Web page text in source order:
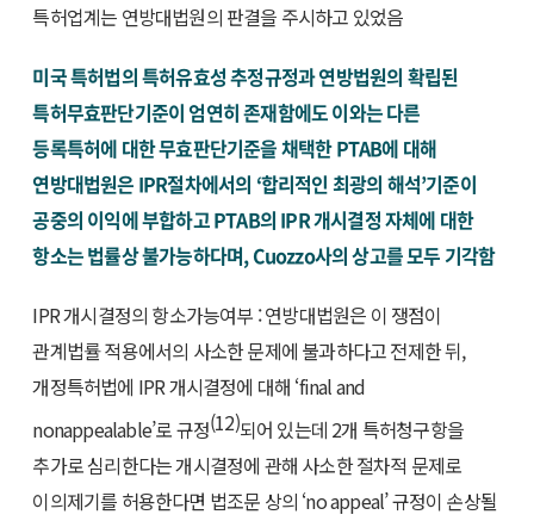
특허업계는 연방대법원의 판결을 주시하고 있었음
미국 특허법의 특허유효성 추정규정과 연방법원의 확립된
특허무효판단기준이 엄연히 존재함에도 이와는 다른
등록특허에 대한 무효판단기준을 채택한 PTAB에 대해
연방대법원은 IPR절차에서의 ‘합리적인 최광의 해석’기준이
공중의 이익에 부합하고 PTAB의 IPR 개시결정 자체에 대한
항소는 법률상 불가능하다며, Cuozzo사의 상고를 모두 기각함
IPR 개시결정의 항소가능여부 : 연방대법원은 이 쟁점이
관계법률 적용에서의 사소한 문제에 불과하다고 전제한 뒤,
개정특허법에 IPR 개시결정에 대해 ‘final and
nonappealable’로 규정(12)되어 있는데 2개 특허청구항을
추가로 심리한다는 개시결정에 관해 사소한 절차적 문제로
이의제기를 허용한다면 법조문 상의 ‘no appeal’ 규정이 손상될